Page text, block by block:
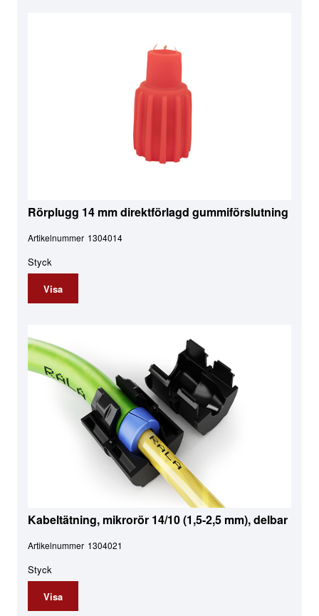
Rörplugg 14 mm direktförlagd gummiförslutning
Artikelnummer 1304014
Styck
Visa
Kabeltätning, mikrorör 14/10 (1,5-2,5 mm), delbar
Artikelnummer 1304021
Styck
Visa